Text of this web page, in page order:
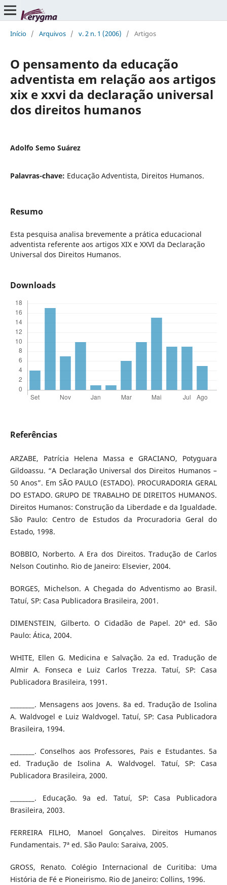
Início / Arquivos / v. 2 n. 1 (2006) / Artigos
O pensamento da educação
adventista em relação aos artigos
xix e xxvi da declaração universal
dos direitos humanos
Adolfo Semo Suárez
Palavras-chave: Educação Adventista, Direitos Humanos.
Resumo
Esta pesquisa analisa brevemente a prática educacional
adventista referente aos artigos XIX e XXVI da Declaração
Universal dos Direitos Humanos.
Downloads
Referências
ARZABE, Patrícia Helena Massa e GRACIANO, Potyguara
Gildoassu. “A Declaração Universal dos Direitos Humanos –
50 Anos”. Em SÃO PAULO (ESTADO). PROCURADORIA GERAL
DO ESTADO. GRUPO DE TRABALHO DE DIREITOS HUMANOS.
Direitos Humanos: Construção da Liberdade e da Igualdade.
São Paulo: Centro de Estudos da Procuradoria Geral do
Estado, 1998.
BOBBIO, Norberto. A Era dos Direitos. Tradução de Carlos
Nelson Coutinho. Rio de Janeiro: Elsevier, 2004.
BORGES, Michelson. A Chegada do Adventismo ao Brasil.
Tatuí, SP: Casa Publicadora Brasileira, 2001.
DIMENSTEIN, Gilberto. O Cidadão de Papel. 20ª ed. São
Paulo: Ática, 2004.
WHITE, Ellen G. Medicina e Salvação. 2a ed. Tradução de
Almir A. Fonseca e Luiz Carlos Trezza. Tatuí, SP: Casa
Publicadora Brasileira, 1991.
________. Mensagens aos Jovens. 8a ed. Tradução de Isolina
A. Waldvogel e Luiz Waldvogel. Tatuí, SP: Casa Publicadora
Brasileira, 1994.
________. Conselhos aos Professores, Pais e Estudantes. 5a
ed. Tradução de Isolina A. Waldvogel. Tatuí, SP: Casa
Publicadora Brasileira, 2000.
________. Educação. 9a ed. Tatuí, SP: Casa Publicadora
Brasileira, 2003.
FERREIRA FILHO, Manoel Gonçalves. Direitos Humanos
Fundamentais. 7ª ed. São Paulo: Saraiva, 2005.
GROSS, Renato. Colégio Internacional de Curitiba: Uma
História de Fé e Pioneirismo. Rio de Janeiro: Collins, 1996.